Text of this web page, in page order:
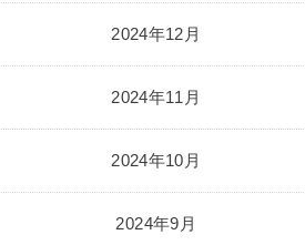
2024年12月
2024年11月
2024年10月
2024年9月